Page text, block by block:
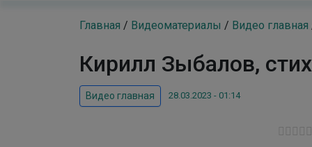
Главная / Видеоматериалы / Видео главная
Кирилл Зыбалов,
Видео главная 28.03.2023 - 01:14